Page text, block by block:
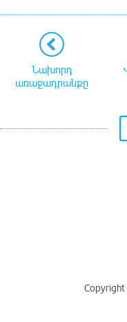
Նախորդ
առաջադրանքը